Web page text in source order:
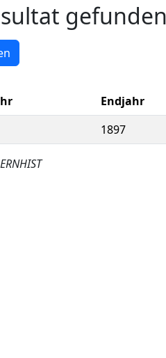
gefunden
Endjahr
1897